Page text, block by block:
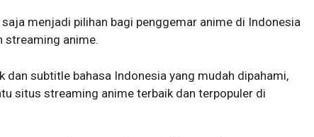
menjadi pilihan bagi penggemar anime di Indonesia
streaming anime.
dan subtitle bahasa Indonesia yang mudah dipahami,
situs streaming anime terbaik dan terpopuler di